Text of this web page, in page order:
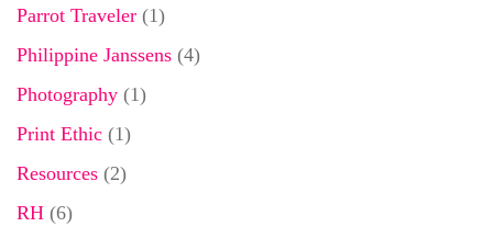
Parrot Traveler (1)
Philippine Janssens (4)
Photography (1)
Print Ethic (1)
Resources (2)
RH (6)